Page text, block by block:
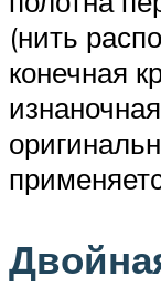
(нить
конечная